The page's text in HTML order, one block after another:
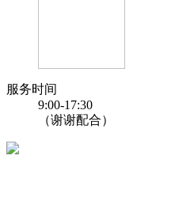
服务时间
9:00-17:30
（谢谢配合）